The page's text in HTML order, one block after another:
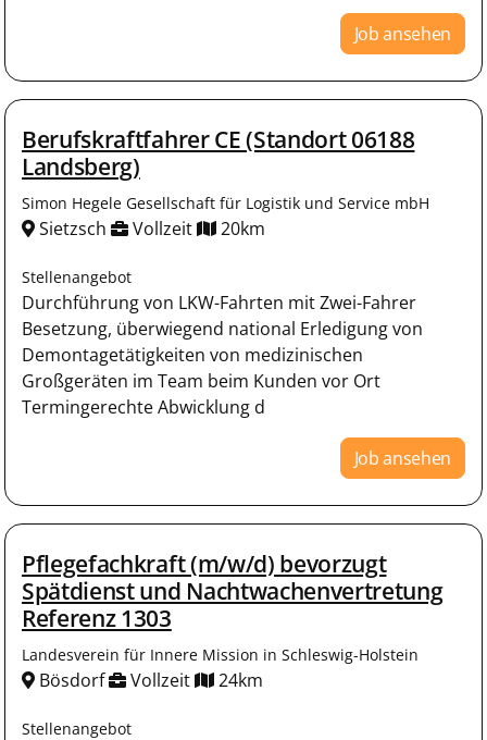
Job ansehen
Berufskraftfahrer CE (Standort 06188
Landsberg)
Simon Hegele Gesellschaft für Logistik und Service mbH
Sietzsch Vollzeit 20km
Stellenangebot
Durchführung von LKW-Fahrten mit Zwei-Fahrer
Besetzung, überwiegend national Erledigung von
Demontagetätigkeiten von medizinischen
Großgeräten im Team beim Kunden vor Ort
Termingerechte Abwicklung d
Job ansehen
Pflegefachkraft (m/w/d) bevorzugt
Spätdienst und Nachtwachenvertretung
Referenz 1303
Landesverein für Innere Mission in Schleswig-Holstein
Bösdorf Vollzeit 24km
Stellenangebot